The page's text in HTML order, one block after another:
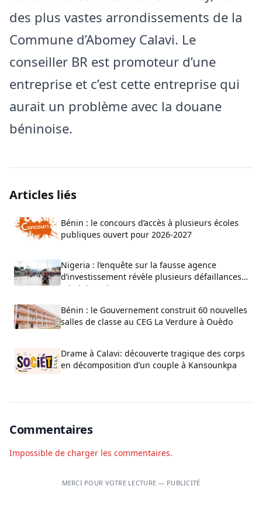
des plus vastes arrondissements de la
Commune d’Abomey Calavi. Le
conseiller BR est promoteur d’une
entreprise et c’est cette entreprise qui
aurait un problème avec la douane
béninoise.
Articles liés
Bénin : le concours d’accès à plusieurs écoles
publiques ouvert pour 2026-2027
Nigeria : l’enquête sur la fausse agence
d’investissement révèle plusieurs défaillances
administratives
Bénin : le Gouvernement construit 60 nouvelles
salles de classe au CEG La Verdure à Ouèdo
Drame à Calavi: découverte tragique des corps
en décomposition d’un couple à Kansounkpa
Commentaires
Impossible de charger les commentaires.
MERCI POUR VOTRE LECTURE — PUBLICITÉ